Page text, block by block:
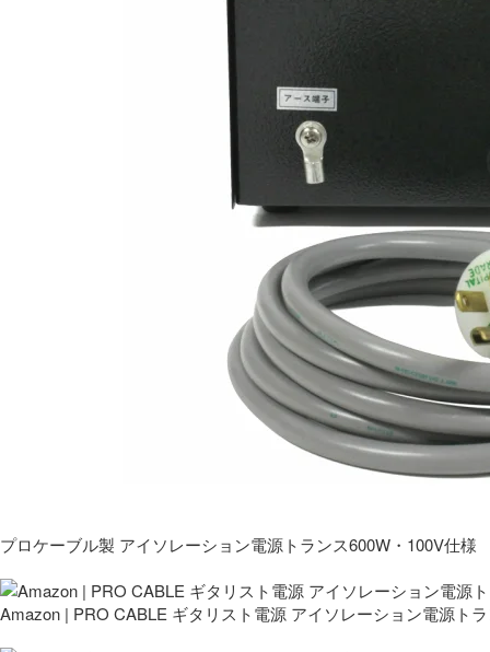
プロケーブル製 アイソレーション電源トランス600W・100V仕様
Amazon | PRO CABLE ギタリスト電源 アイソレーション電源ト